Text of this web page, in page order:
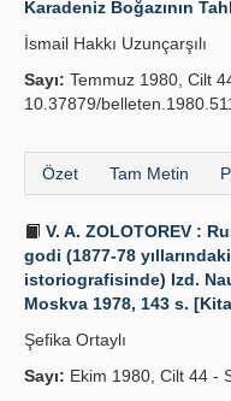
Kılavuzlar
Karadeniz Boğazının
İsmail Hakkı Uzunçarşılı
Sayı: Temmuz 1980, Cilt
10.37879/
Özet Tam Metin
V. A. ZOLOTOREV :
godi (1877-78
istoriografisinde) Izd.
Moskva 1978, 143 s.
Şefika Ortaylı
Sayı: Ekim 1980, Cilt 44 -